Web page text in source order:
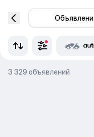
3 329 объявлений